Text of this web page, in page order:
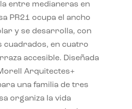
entre medianeras en
PR21 ocupa el ancho
y se desarrolla, con
cuadrados, en cuatro
accesible. Diseñada
Arquitectes+
una familia de tres
organiza la vida